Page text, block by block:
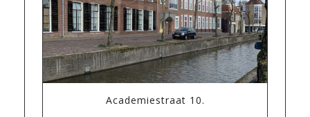
Academiestraat 10.